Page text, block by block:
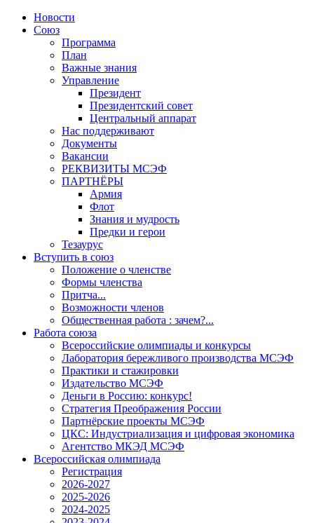
Новости
Союз
Программа
План
Важные знания
Управление
Президент
Президентский совет
Центральный аппарат
Нас поддерживают
Документы
Вакансии
РЕКВИЗИТЫ МСЭФ
ПАРТНЁРЫ
Армия
Флот
Знания и мудрость
Предки и герои
Тезаурус
Вступить в союз
Положение о членстве
Формы членства
Притча...
Возможности членов
Общественная работа : зачем?...
Работа союза
Всероссийские олимпиады и конкурсы
Лаборатория бережливого производства МСЭФ
Практики и стажировки
Издательство МСЭФ
Деньги в Россию: конкурс!
Стратегия Преображения России
Партнёрские проекты МСЭФ
ЦКС: Индустриализация и цифровая экономика
Агентство МКЭД МСЭФ
Всероссийская олимпиада
Регистрация
2026-2027
2025-2026
2024-2025